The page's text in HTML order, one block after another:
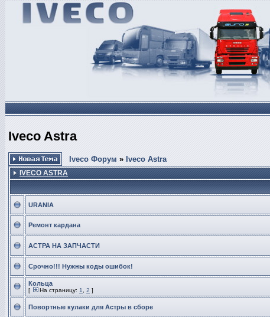
Iveco Astra
Iveco Форум » Iveco Astra
IVECO ASTRA
URANIA
Ремонт кардана
АСТРА НА ЗАПЧАСТИ
Срочно!!! Нужны коды ошибок!
Кольца
[ На страницу: 1 2 ]
Повортные кулаки для Астры в сборе